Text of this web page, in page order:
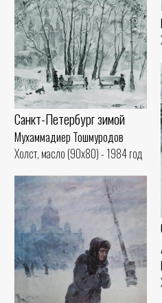
Санкт-Петербург зимой
Мухаммадиер Тошмуродов
Холст, масло (90x80) - 1984 год